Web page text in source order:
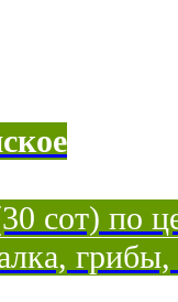
сот) по
грибы,